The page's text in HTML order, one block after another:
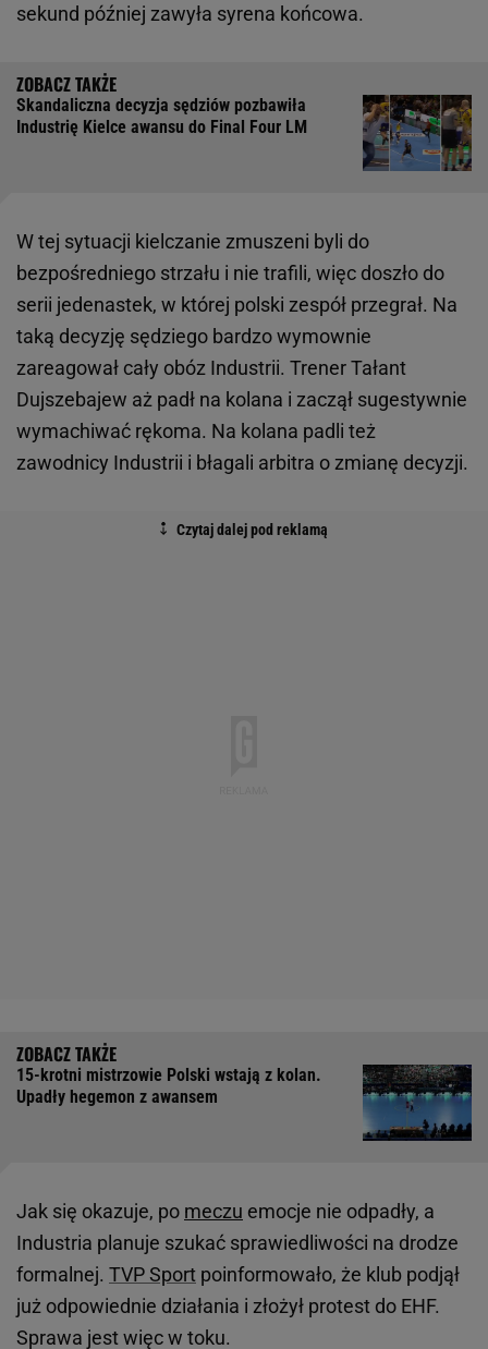
sekund później zawyła syrena końcowa.
Skandaliczna decyzja sędziów pozbawiła
Industrię Kielce awansu do Final Four LM
W tej sytuacji kielczanie zmuszeni byli do
bezpośredniego strzału i nie trafili, więc doszło do
serii jedenastek, w której polski zespół przegrał. Na
taką decyzję sędziego bardzo wymownie
zareagował cały obóz Industrii. Trener Tałant
Dujszebajew aż padł na kolana i zaczął sugestywnie
wymachiwać rękoma. Na kolana padli też
zawodnicy Industrii i błagali arbitra o zmianę decyzji.
15-krotni mistrzowie Polski wstają z kolan.
Upadły hegemon z awansem
Jak się okazuje, po meczu emocje nie odpadły, a
Industria planuje szukać sprawiedliwości na drodze
formalnej. TVP Sport poinformowało, że klub podjął
już odpowiednie działania i złożył protest do EHF.
Sprawa jest więc w toku.